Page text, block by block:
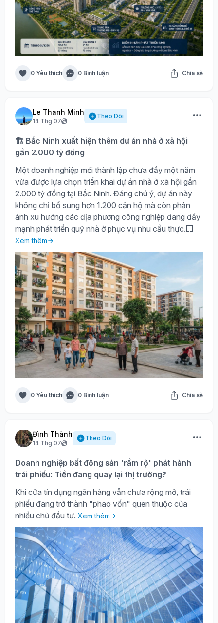
0 Yêu thích 0 Bình luận Chia sẻ
Le Thanh Minh
14 Thg 07
Theo Dõi
🏗️ Bắc Ninh xuất hiện thêm dự án nhà ở xã hội
gần 2.000 tỷ đồng
Một doanh nghiệp mới thành lập chưa đầy một năm
vừa được lựa chọn triển khai dự án nhà ở xã hội gần
2.000 tỷ đồng tại Bắc Ninh. Đáng chú ý, dự án này
không chỉ bổ sung hơn 1.200 căn hộ mà còn phản
ánh xu hướng các địa phương công nghiệp đang đẩy
mạnh phát triển quỹ nhà ở phục vụ nhu cầu thực.🏢
Xem thêm
0 Yêu thích 0 Bình luận Chia sẻ
Đình Thành
14 Thg 07
Theo Dõi
Doanh nghiệp bất động sản 'rầm rộ' phát hành
trái phiếu: Tiền đang quay lại thị trường?
Khi cửa tín dụng ngân hàng vẫn chưa rộng mở, trái
phiếu đang trở thành "phao vốn" quen thuộc của
nhiều chủ đầu tư. Xem thêm